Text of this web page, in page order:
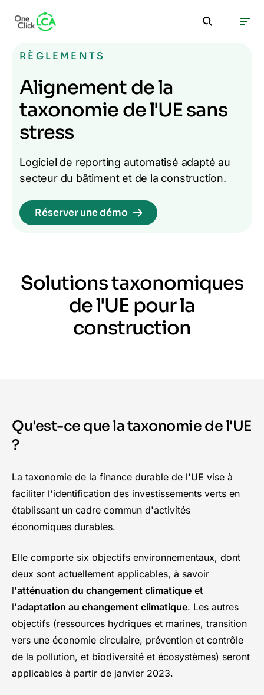
RÈGLEMENTS
Alignement de la
taxonomie de l'UE sans
stress
Logiciel de reporting automatisé adapté au
secteur du bâtiment et de la construction.
Réserver une démo
Solutions taxonomiques
de l'UE pour la
construction
Qu'est-ce que la taxonomie de l'UE
?
La taxonomie de la finance durable de l'UE vise à
faciliter l'identification des investissements verts en
établissant un cadre commun d'activités
économiques durables.
Elle comporte six objectifs environnementaux, dont
deux sont actuellement applicables, à savoir
l'atténuation du changement climatique et
l'adaptation au changement climatique. Les autres
objectifs (ressources hydriques et marines, transition
vers une économie circulaire, prévention et contrôle
de la pollution, et biodiversité et écosystèmes) seront
applicables à partir de janvier 2023.